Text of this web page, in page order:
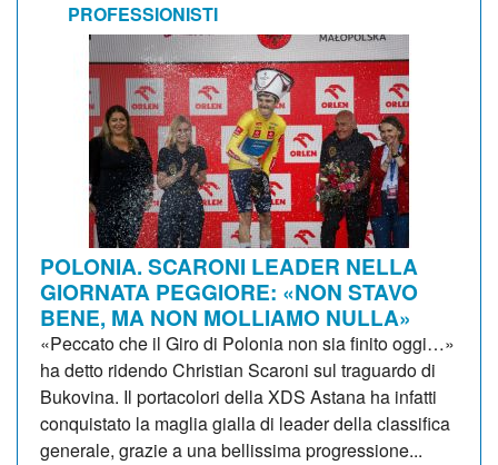
PROFESSIONISTI
POLONIA. SCARONI LEADER NELLA
GIORNATA PEGGIORE: «NON STAVO
BENE, MA NON MOLLIAMO NULLA»
«Peccato che il Giro di Polonia non sia finito oggi…»
ha detto ridendo Christian Scaroni sul traguardo di
Bukovina. Il portacolori della XDS Astana ha infatti
conquistato la maglia gialla di leader della classifica
generale, grazie a una bellissima progressione...